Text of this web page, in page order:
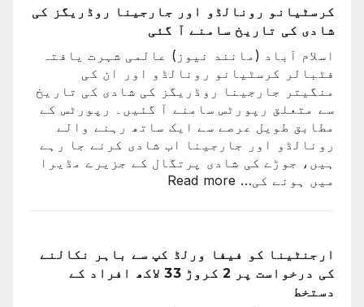
کرسٹیانو رونالڈو اور جارجینا روڈریگز کی
شادی کی تاریخ سامنے آ گئی
اسلام آباد (مانند نیوز) عالمی شہرت یافتہ
فٹبالر کرسٹیانو رونالڈو اور ان کی
منگیتر جارجینا روڈریگز کی شادی کی تاریخ
سے متعلق رپورٹس سامنے آ گئیں۔ رپورٹس کے
مطابق طویل عرصے سے ایک ساتھ رہنے والے
رونالڈو اور جارجینا اب شادی کرنے جا رہے
ہیں، جوڑے کی شادی پرتگال کے جزیرے مڈیرا
میں ہونے کی… Read more
جارجینا
روڈریگز
ارجنٹینا کو فیفا ورلڈ کپ سے باہر نکالنے
کی درخواست پر 2 کروڑ 33 لاکھ افراد کے
دستخط